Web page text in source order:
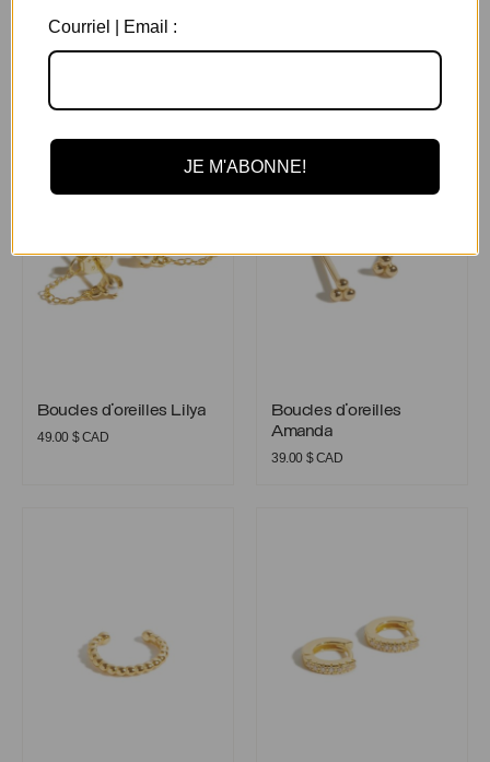
Boucles d’oreilles Lilya
Boucles d’oreilles Lilya
49.00 $ CAD
Boucles d’oreilles Amanda
Boucles d’oreilles
Amanda
39.00 $ CAD
Courriel | Email :
JE M'ABONNE!